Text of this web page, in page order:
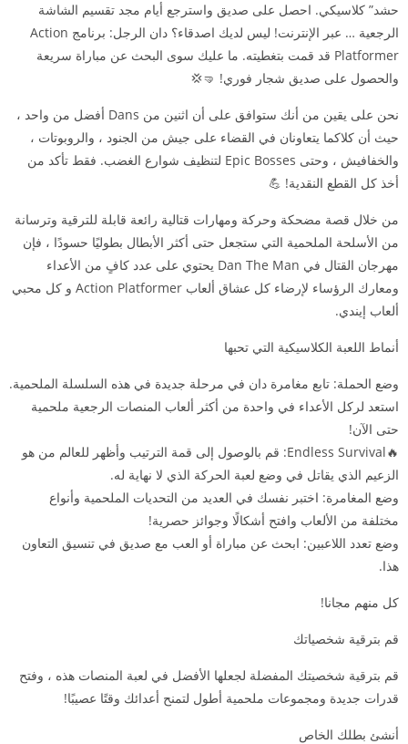
حشد” كلاسيكي. احصل على صديق واسترجع أيام مجد تقسيم الشاشة
الرجعية … عبر الإنترنت! ليس لديك اصدقاء؟ دان الرجل: برنامج Action
Platformer قد قمت بتغطيته. ما عليك سوى البحث عن مباراة سريعة
والحصول على صديق شجار فوري! 🤜💢
نحن على يقين من أنك ستوافق على أن اثنين من Dans أفضل من واحد ،
حيث أن كلاكما يتعاونان في القضاء على جيش من الجنود ، والروبوتات ،
والخفافيش ، وحتى Epic Bosses لتنظيف شوارع الغضب. فقط تأكد من
أخذ كل القطع النقدية! 💪
من خلال قصة مضحكة وحركة ومهارات قتالية رائعة قابلة للترقية وترسانة
من الأسلحة الملحمية التي ستجعل حتى أكثر الأبطال بطوليًا حسودًا ، فإن
مهرجان القتال في Dan The Man يحتوي على عدد كافٍ من الأعداء
ومعارك الرؤساء لإرضاء كل عشاق ألعاب Action Platformer و كل محبي
ألعاب إيندي.
أنماط اللعبة الكلاسيكية التي تحبها
وضع الحملة: تابع مغامرة دان في مرحلة جديدة في هذه السلسلة الملحمية.
استعد لركل الأعداء في واحدة من أكثر ألعاب المنصات الرجعية ملحمية
حتى الآن!
🔥Endless Survival: قم بالوصول إلى قمة الترتيب وأظهر للعالم من هو
الزعيم الذي يقاتل في وضع لعبة الحركة الذي لا نهاية له.
وضع المغامرة: اختبر نفسك في العديد من التحديات الملحمية وأنواع
مختلفة من الألعاب وافتح أشكالًا وجوائز حصرية!
وضع تعدد اللاعبين: ابحث عن مباراة أو العب مع صديق في تنسيق التعاون
هذا.
كل منهم مجانا!
قم بترقية شخصياتك
قم بترقية شخصيتك المفضلة لجعلها الأفضل في لعبة المنصات هذه ، وفتح
قدرات جديدة ومجموعات ملحمية أطول لتمنح أعدائك وقتًا عصيبًا!
أنشئ بطلك الخاص